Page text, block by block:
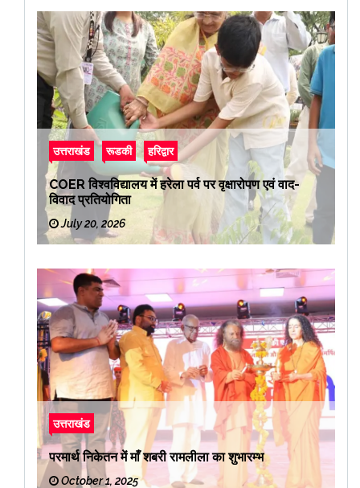
उत्तराखंड रूडकी हरिद्वार
COER विश्वविद्यालय में हरेला पर्व पर वृक्षारोपण एवं वाद-
विवाद प्रतियोगिता
July 20, 2026
उत्तराखंड
परमार्थ निकेतन में माँ शबरी रामलीला का शुभारम्भ
October 1, 2025